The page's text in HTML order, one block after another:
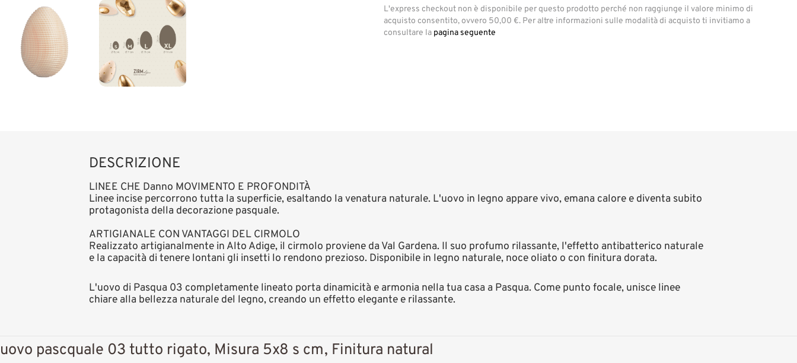
L'express checkout non è disponibile per questo prodotto perché non raggiunge il valore minimo di
acquisto consentito, ovvero 50,00 €. Per altre informazioni sulle modalità di acquisto ti invitiamo a
consultare la pagina seguente
DESCRIZIONE
LINEE CHE Danno MOVIMENTO E PROFONDITÀ
Linee incise percorrono tutta la superficie, esaltando la venatura naturale. L'uovo in legno appare vivo, emana calore e diventa subito
protagonista della decorazione pasquale.
ARTIGIANALE CON VANTAGGI DEL CIRMOLO
Realizzato artigianalmente in Alto Adige, il cirmolo proviene da Val Gardena. Il suo profumo rilassante, l'effetto antibatterico naturale
e la capacità di tenere lontani gli insetti lo rendono prezioso. Disponibile in legno naturale, noce oliato o con finitura dorata.
L'uovo di Pasqua 03 completamente lineato porta dinamicità e armonia nella tua casa a Pasqua. Come punto focale, unisce linee
chiare alla bellezza naturale del legno, creando un effetto elegante e rilassante.
uovo pascquale 03 tutto rigato, Misura 5x8 s cm, Finitura natural